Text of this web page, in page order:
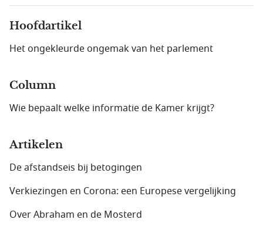
Hoofdartikel
Het ongekleurde ongemak van het parlement
Column
Wie bepaalt welke informatie de Kamer krijgt?
Artikelen
De afstandseis bij betogingen
Verkiezingen en Corona: een Europese vergelijking
Over Abraham en de Mosterd